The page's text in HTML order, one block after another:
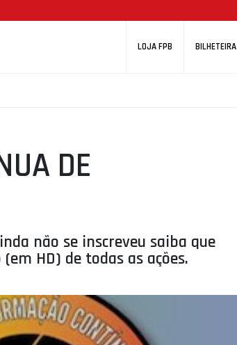
LOJA FPB BILHETEIRA
DE
não se inscreveu saiba que
HD) de todas as ações.